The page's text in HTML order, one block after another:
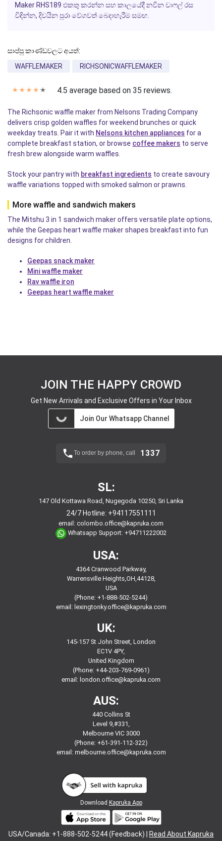
Maker RHS189 එකතු කරන්න සහ කාලයේදී නවීන වාෆල් රස
විඳින්න, දිවයින පුරා වේගවත් බෙදාහැරීම සමඟ.
සාප්පු කාණ්ඩවලට අයත්:
WAFFLEMAKER
RICHSONICWAFFLEMAKER
✭ ✭ ✭ ✭ ✭ 4.5 average based on 35 reviews.
The Richsonic waffle maker from Nelsons Trading Company
delivers crisp golden waffles for weekend brunches or quick
weekday treats. Pair it with Nelsons kitchen appliances for a
complete breakfast station, or browse coffee makers to serve
fresh brew alongside warm waffles.
Stock your pantry with breakfast ingredients to create savoury
waffle variations topped with smoked salmon or prawns.
More waffle and sandwich makers
The Mitshu 3 in 1 sandwich maker offers versatile plate options,
while the Geepas heart waffle maker shapes breakfast into fun
designs for children.
Geepas snack maker
Mini waffle maker
Rav waffle iron
Geepas heart waffle maker
JOIN THE HAPPY CROWD
Get New Arrivals and Exclusive Offers in Your Inbox
Join Our Whatsapp Channel
To order by phone, call 1337
SL:
147 Old Kottawa Road, Nugegoda 10250, Sri Lanka
24/7 Hotline: +94117551111
email: colombo.office@kapruka.com
Whatsapp Support: +94711222002
USA:
4364 Cranwood Parkway,
Warrensville Heights,OH,44128,
USA
(Phone: +1-888-502-5244)
email: lexingtonky.office@kapruka.com
UK:
145-157 St John Street, London
EC1V 4PY,
United Kingdom
(Phone: +44-203-769-0961)
email: london.office@kapruka.com
AUS:
440 Collins St
Level 9,#331,
Melbourne VIC 3000
(Phone: +61-391-112-322)
email: melbourne.office@kapruka.com
Download Kapruka App
USA/Canada: +1-888-502-5244 (Feedback) |
Read About Kapruka